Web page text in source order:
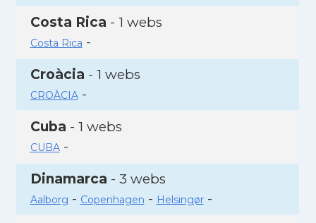
Costa Rica - 1 webs
Costa Rica -
Croàcia - 1 webs
CROÀCIA-
Cuba - 1 webs
CUBA-
Dinamarca - 3 webs
Aalborg - Copenhagen - Helsingør-